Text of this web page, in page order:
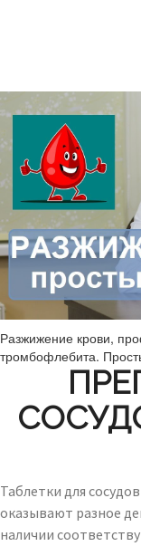
Разжижение крови,
тромбофлебита.
Таблетки для
оказывают разное
наличии